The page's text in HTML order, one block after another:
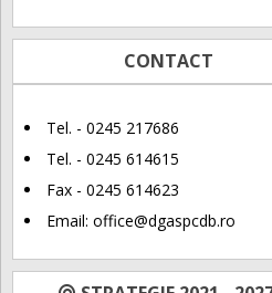
CONTACT
Tel. - 0245 217686
Tel. - 0245 614615
Fax - 0245 614623
Email: office@dgaspcdb.ro